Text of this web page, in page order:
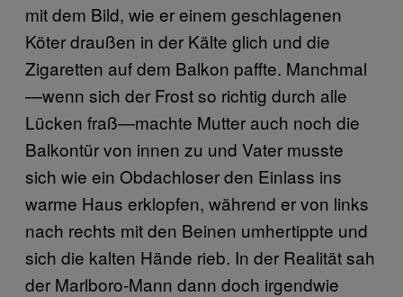
mit dem Bild, wie er einem geschlagenen
Köter draußen in der Kälte glich und die
Zigaretten auf dem Balkon paffte. Manchmal
—wenn sich der Frost so richtig durch alle
Lücken fraß—machte Mutter auch noch die
Balkontür von innen zu und Vater musste
sich wie ein Obdachloser den Einlass ins
warme Haus erklopfen, während er von links
nach rechts mit den Beinen umhertippte und
sich die kalten Hände rieb. In der Realität sah
der Marlboro-Mann dann doch irgendwie